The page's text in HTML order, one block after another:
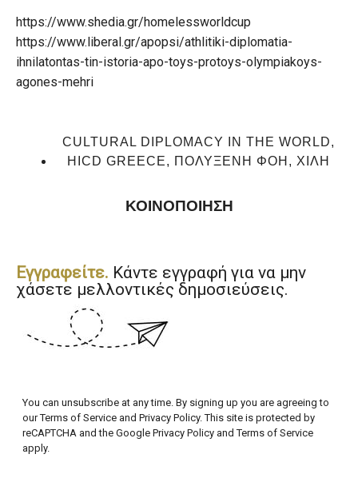
https://www.shedia.gr/homelessworldcup
https://www.liberal.gr/apopsi/athlitiki-diplomatia-
ihnilatontas-tin-istoria-apo-toys-protoys-olympiakoys-
agones-mehri
CULTURAL DIPLOMACY IN THE WORLD,
HICD GREECE, ΠΟΛΥΞΈΝΗ ΦΟΉ , ΧΙΛΉ
ΚΟΙΝΟΠΟΙΗΣΗ
Εγγραφείτε. Κάντε εγγραφή για να μην
χάσετε μελλοντικές δημοσιεύσεις.
You can unsubscribe at any time. By signing up you are agreeing to
our Terms of Service and Privacy Policy. This site is protected by
reCAPTCHA and the Google Privacy Policy and Terms of Service
apply.